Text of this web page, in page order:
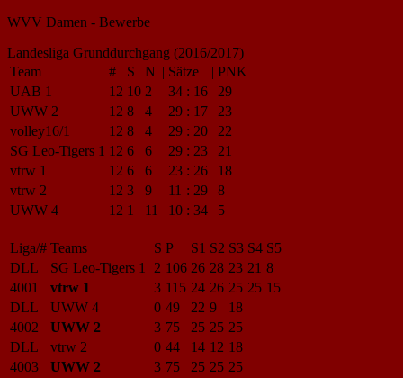
WVV Damen - Bewerbe
Landesliga Grunddurchgang (2016/2017)
Team
# S N | Sätze | PNK
UAB 1
12 10 2 34 : 16
29
UWW 2
12 8 4 29 : 17
23
volley16/1
12 8 4 29 : 20
22
SG Leo-Tigers 1 12 6 6 29 : 23
21
vtrw 1
12 6 6 23 : 26
18
vtrw 2
12 3 9 11 : 29
8
UWW 4
12 1 11 10 : 34 5
Liga/# Teams S P S1 S2 S3 S4 S5
DLL
SG Leo-Tigers 1 2 106 26 28 23 21 8
4001
vtrw 1 3 115 24 26 25 25 15
DLL
UWW 4 0 49 22 9
18
4002
UWW 2 3 75 25 25 25
DLL
vtrw 2 0 44 14 12 18
4003
UWW 2 3 75 25 25 25